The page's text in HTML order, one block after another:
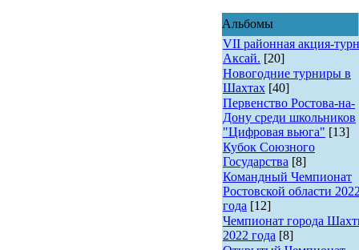
Альбомы
VII районная акция-
Аксай. [20]
Новогодние турниры в
Шахтах [40]
Первенство Ростова-на-
Дону среди школьников
"Цифровая вьюга" [13]
Кубок Союзного
Государства [8]
Командный Чемпионат
Ростовской области 2022
года [12]
Чемпионат города
2022 года [8]